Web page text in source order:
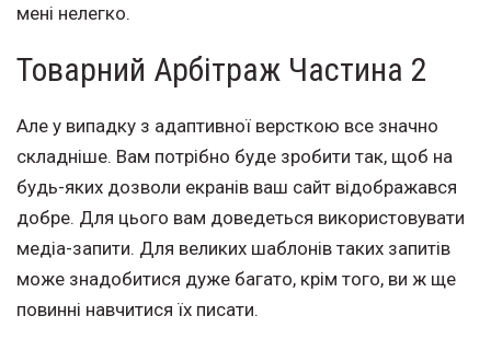
мені нелегко.
Товарний Арбітраж Частина 2
Але у випадку з адаптивної версткою все значно
складніше. Вам потрібно буде зробити так, щоб на
будь-яких дозволи екранів ваш сайт відображався
добре. Для цього вам доведеться використовувати
медіа-запити. Для великих шаблонів таких запитів
може знадобитися дуже багато, крім того, ви ж ще
повинні навчитися їх писати.